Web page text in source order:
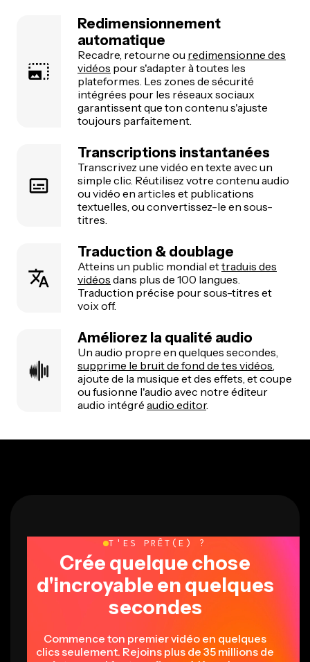
Redimensionnement
automatique
Recadre, retourne ou redimensionne des
vidéos pour s'adapter à toutes les
plateformes. Les zones de sécurité
intégrées pour les réseaux sociaux
garantissent que ton contenu s'ajuste
toujours parfaitement.
Transcriptions instantanées
Transcrivez une vidéo en texte avec un
simple clic. Réutilisez votre contenu audio
ou vidéo en articles et publications
textuelles, ou convertissez-le en sous-
titres.
Traduction & doublage
Atteins un public mondial ettraduis des
vidéos dans plus de 100 langues.
Traduction précise pour sous-titres et
voix off.
Améliorez la qualité audio
Un audio propre en quelques secondes,
supprime le bruit de fond de tes vidéos,
ajoute de la musique et des effets, et coupe
ou fusionne l'audio avec notre éditeur
audio intégré audio editor.
T'ES PRÊT(E) ?
Crée quelque chose
d'incroyable en quelques
secondes
Commence ton premier vidéo en quelques
clics seulement. Rejoins plus de 35 millions de